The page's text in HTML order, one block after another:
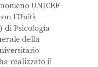
UNICEF
l’Unità
di Psicologia
della
realizzato il